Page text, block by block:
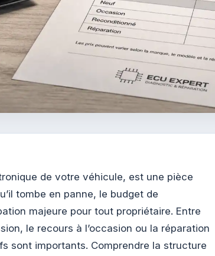
de votre véhicule, est une pièce
tombe en panne, le budget de
majeure pour tout propriétaire. Entre
le recours à l’occasion ou la réparation
sont importants. Comprendre la structure